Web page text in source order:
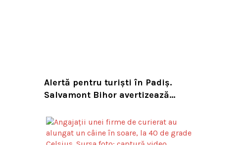
Alertă pentru turiști în Padiș.
Salvamont Bihor avertizează
de pe trasee